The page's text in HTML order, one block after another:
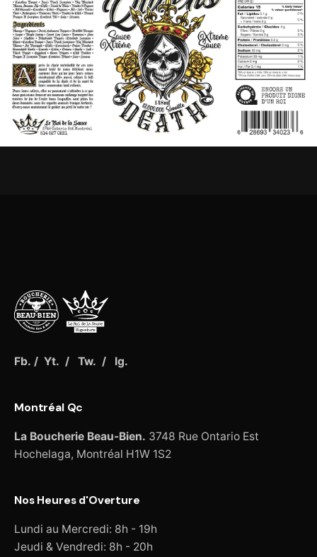
Fb. / Yt. / Tw. / Ig.
Montréal Qc
La Boucherie Beau-Bien. 3748 Rue Ontario Est
Hochelaga, Montréal H1W 1S2
Nos Heures d'Overture
Lundi au Mercredi: 8h - 19h
Jeudi & Vendredi: 8h - 20h